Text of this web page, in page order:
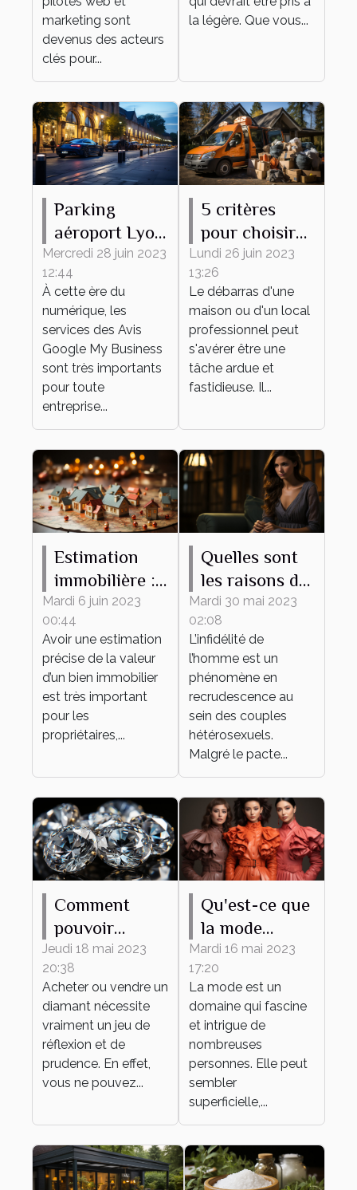
marketing sont
devenus des acteurs
clés pour...
la légère. Que vous...
Parking
aéroport Lyon
: comment
accroître sa
réputation
grâce aux
témoignages
des clients ?
Mercredi 28 juin 2023
12:44
À cette ère du
numérique, les
services des Avis
Google My Business
sont très importants
pour toute
entreprise...
5 critères
pour choisir
une entreprise
de débarras
Lundi 26 juin 2023
13:26
Le débarras d'une
maison ou d'un local
professionnel peut
s'avérer être une
tâche ardue et
fastidieuse. Il...
Estimation
immobilière :
ce qu’il faut
savoir
Mardi 6 juin 2023
00:44
Avoir une estimation
précise de la valeur
d’un bien immobilier
est très important
pour les
propriétaires,...
Quelles sont
les raisons de
l’infidélité de
l’homme dans
un couple ?
Mardi 30 mai 2023
02:08
L’infidélité de
l’homme est un
phénomène en
recrudescence au
sein des couples
hétérosexuels.
Malgré le pacte...
Comment
pouvoir
estimer le prix
d’un diamant
?
Jeudi 18 mai 2023
20:38
Acheter ou vendre un
diamant nécessite
vraiment un jeu de
réflexion et de
prudence. En effet,
vous ne pouvez...
Qu'est-ce que
la mode
apporte ?
Mardi 16 mai 2023
17:20
La mode est un
domaine qui fascine
et intrigue de
nombreuses
personnes. Elle peut
sembler
superficielle,...